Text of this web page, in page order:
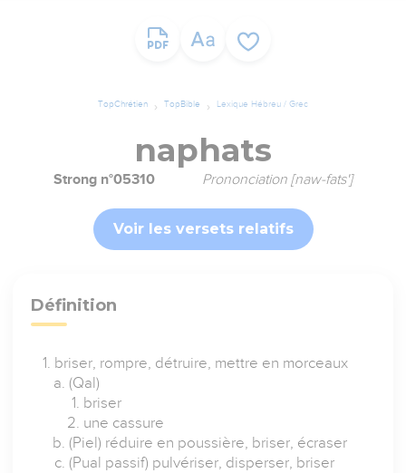
TopChrétien TopBible Lexique Hébreu / Grec
naphats
Strong n°05310 Prononciation [naw-fats']
Voir les versets relatifs
Définition
briser, rompre, détruire, mettre en morceaux
(Qal)
briser
une cassure
(Piel) réduire en poussière, briser, écraser
(Pual passif) pulvériser, disperser, briser